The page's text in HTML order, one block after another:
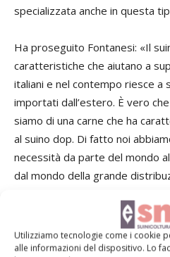
Utilizziamo tecnologie come i cookie
alle informazioni del dispositivo. Lo
specializzata anche in questa
Ha proseguito Fontanesi: «Il
caratteristiche che aiutano a
italiani e nel contempo riesce a
importati dall’estero. È vero
siamo di una carne che ha
al suino dop. Di fatto noi
necessità da parte del mondo
dal mondo della grande
Produzioni dop e